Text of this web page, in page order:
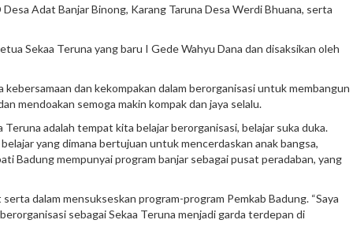
Adat Banjar Binong, Karang Taruna Desa Werdi Bhuana, serta
Sekaa Teruna yang baru I Gede Wahyu Dana dan disaksikan oleh
dan kekompakan dalam berorganisasi untuk membangun
mendoakan semoga makin kompak dan jaya selalu.
adalah tempat kita belajar berorganisasi, belajar suka duka.
yang dimana bertujuan untuk mencerdaskan anak bangsa,
Badung mempunyai program banjar sebagai pusat peradaban, yang
dalam mensukseskan program-program Pemkab Badung. “Saya
sebagai Sekaa Teruna menjadi garda terdepan di